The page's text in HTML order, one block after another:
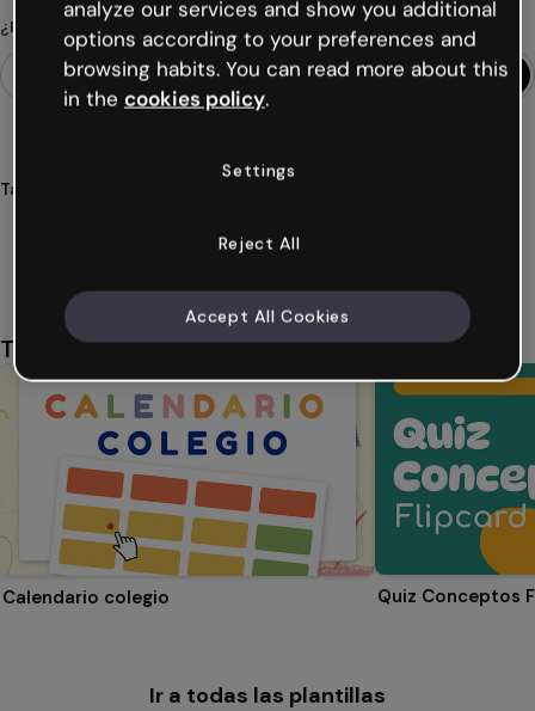
¿Buscas algo diferente?
Tags
También te puede gustar
Calendario colegio Quiz Conceptos
Ir a todas las plantillas
analyze our services and show you additional
options according to your preferences and
browsing habits. You can read more about this
in the cookies policy.
Settings
Reject All
Accept All Cookies